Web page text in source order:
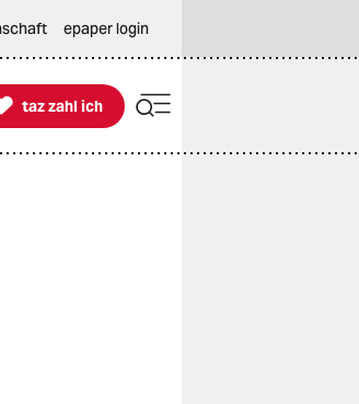
epaper login
zahl ich
taz zahl ich